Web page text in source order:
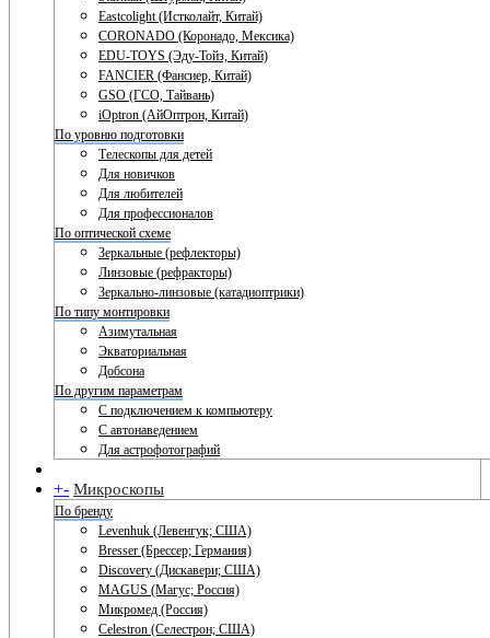
Eastcolight (Истколайт, Китай)
CORONADO (Коронадо, Мексика)
EDU-TOYS (Эду-Тойз, Китай)
FANCIER (Фансиер, Китай)
GSO (ГСО, Тайвань)
iOptron (АйОптрон, Китай)
По уровню подготовки
Телескопы для детей
Для новичков
Для любителей
Для профессионалов
По оптической схеме
Зеркальные (рефлекторы)
Линзовые (рефракторы)
Зеркально-линзовые (катадиоптрики)
По типу монтировки
Азимутальная
Экваториальная
Добсона
По другим параметрам
С подключением к компьютеру
С автонаведением
Для астрофотографий
+- Микроскопы
По бренду
Levenhuk (Левенгук; США)
Bresser (Брессер; Германия)
Discovery (Дискавери; США)
MAGUS (Магус; Россия)
Микромед (Россия)
Celestron (Селестрон; США)